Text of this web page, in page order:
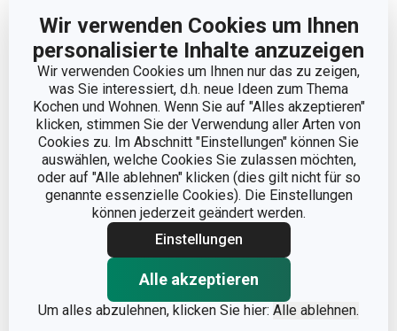
Wir verwenden Cookies um Ihnen
personalisierte Inhalte anzuzeigen
Wir verwenden Cookies um Ihnen nur das zu zeigen,
was Sie interessiert, d.h. neue Ideen zum Thema
Kochen und Wohnen. Wenn Sie auf "Alles akzeptieren"
klicken, stimmen Sie der Verwendung aller Arten von
Cookies zu. Im Abschnitt "Einstellungen" können Sie
auswählen, welche Cookies Sie zulassen möchten,
oder auf "Alle ablehnen" klicken (dies gilt nicht für so
genannte essenzielle Cookies). Die Einstellungen
können jederzeit geändert werden.
Einstellungen
Alle akzeptieren
Um alles abzulehnen, klicken Sie hier: Alle ablehnen.
PRODUKTHÖHE (CM) 6
DURCHMESSER (CM)
Andere Parameter
KATEGORIE Servierbesteck